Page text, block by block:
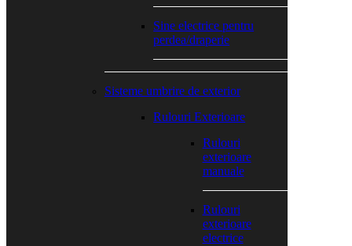
Sine electrice pentru
perdea/draperie
Sisteme umbrire de exterior
Rulouri Exterioare
Rulouri
exterioare
manuale
Rulouri
exterioare
electrice